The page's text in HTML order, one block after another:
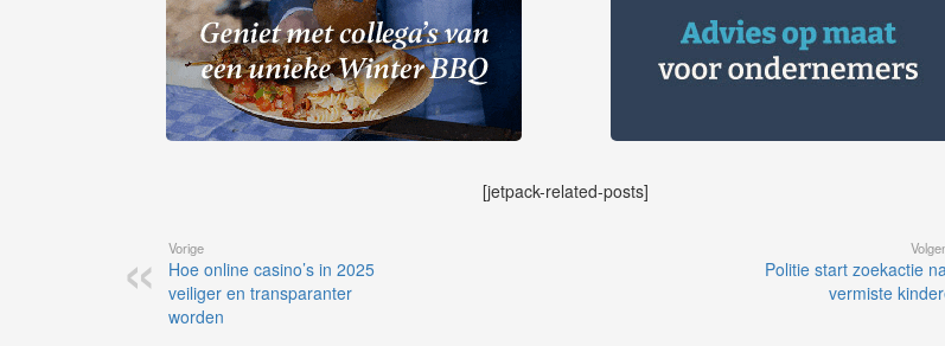
[jetpack-related-posts]
Vorige
Hoe online casino’s in 2025
veiliger en transparanter
worden
Politie start zoekactie
vermiste